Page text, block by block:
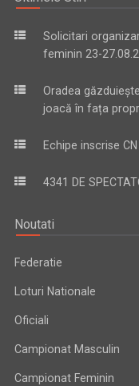
Solicitari
feminin 23-
Oradea
joacă în fața
Echipe inscrise
4341 DE
Noutati
Federatie
Loturi Nationale
Oficiali
Campionat Masculin
Campionat Feminin